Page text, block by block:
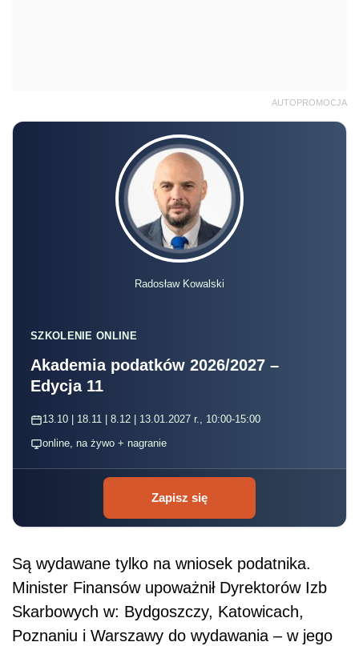
AUTOPROMOCJA
Radosław Kowalski
SZKOLENIE ONLINE
Akademia podatków 2026/2027 –
Edycja 11
13.10 | 18.11 | 8.12 | 13.01.2027 r., 10:00-15:00
online, na żywo + nagranie
Zapisz się
Są wydawane tylko na wniosek podatnika.
Minister Finansów upoważnił Dyrektorów Izb
Skarbowych w: Bydgoszczy, Katowicach,
Poznaniu i Warszawy do wydawania – w jego